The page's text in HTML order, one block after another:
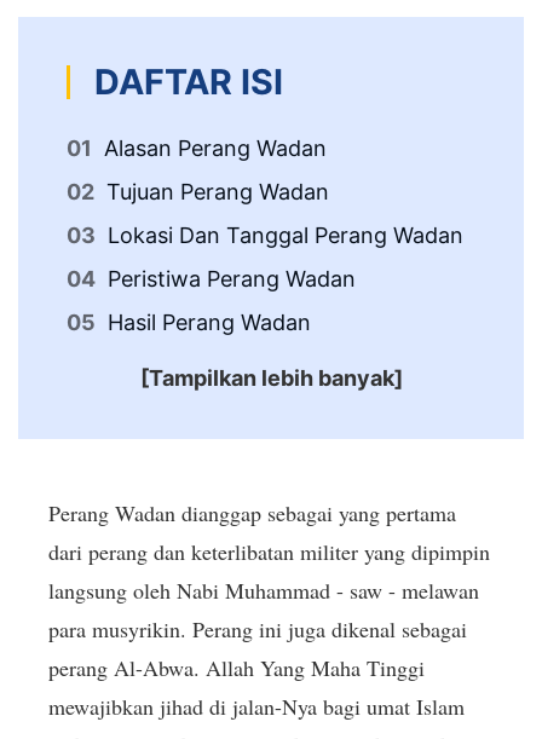
DAFTAR ISI
Alasan Perang Wadan
Tujuan Perang Wadan
Lokasi Dan Tanggal Perang Wadan
Peristiwa Perang Wadan
Hasil Perang Wadan
[Tampilkan lebih banyak]
Perang Wadan dianggap sebagai yang pertama
dari perang dan keterlibatan militer yang dipimpin
langsung oleh Nabi Muhammad - saw - melawan
para musyrikin. Perang ini juga dikenal sebagai
perang Al-Abwa. Allah Yang Maha Tinggi
mewajibkan jihad di jalan-Nya bagi umat Islam